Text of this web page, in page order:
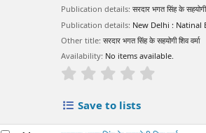
Publication details:सरदार भगत सिंह के सहयोगी
Publication details: New Delhi : Natinal
Other title:सरदार भगत सिंह के सहयोगी शिव वर्मा
Availability: No items available.
star rating
Save to lists